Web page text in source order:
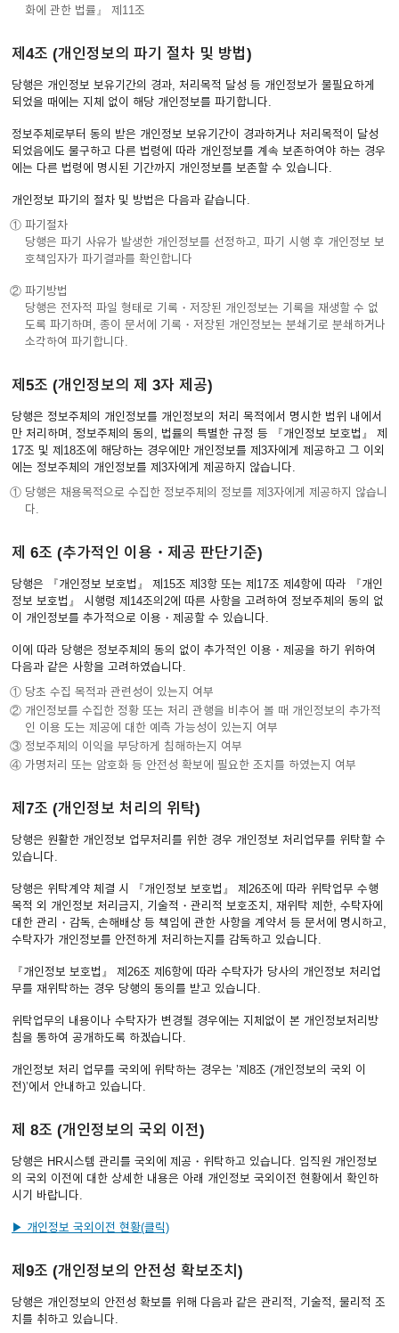
화에 관한 법률』 제11조
제4조 (개인정보의 파기 절차 및 방법)
당행은 개인정보 보유기간의 경과, 처리목적 달성 등 개인정보가 불필요하게
되었을 때에는 지체 없이 해당 개인정보를 파기합니다.
정보주체로부터 동의 받은 개인정보 보유기간이 경과하거나 처리목적이 달성
되었음에도 불구하고 다른 법령에 따라 개인정보를 계속 보존하여야 하는 경우
에는 다른 법령에 명시된 기간까지 개인정보를 보존할 수 있습니다.
개인정보 파기의 절차 및 방법은 다음과 같습니다.
① 파기절차
당행은 파기 사유가 발생한 개인정보를 선정하고, 파기 시행 후 개인정보 보
호책임자가 파기결과를 확인합니다
② 파기방법
당행은 전자적 파일 형태로 기록・저장된 개인정보는 기록을 재생할 수 없
도록 파기하며, 종이 문서에 기록・저장된 개인정보는 분쇄기로 분쇄하거나
소각하여 파기합니다.
제5조 (개인정보의 제 3자 제공)
당행은 정보주체의 개인정보를 개인정보의 처리 목적에서 명시한 범위 내에서
만 처리하며, 정보주체의 동의, 법률의 특별한 규정 등 『개인정보 보호법』 제
17조 및 제18조에 해당하는 경우에만 개인정보를 제3자에게 제공하고 그 이외
에는 정보주체의 개인정보를 제3자에게 제공하지 않습니다.
① 당행은 채용목적으로 수집한 정보주체의 정보를 제3자에게 제공하지 않습니
다.
제 6조 (추가적인 이용・제공 판단기준)
당행은 『개인정보 보호법』 제15조 제3항 또는 제17조 제4항에 따라 『개인
정보 보호법』 시행령 제14조의2에 따른 사항을 고려하여 정보주체의 동의 없
이 개인정보를 추가적으로 이용・제공할 수 있습니다.
이에 따라 당행은 정보주체의 동의 없이 추가적인 이용・제공을 하기 위하여
다음과 같은 사항을 고려하였습니다.
① 당초 수집 목적과 관련성이 있는지 여부
② 개인정보를 수집한 정황 또는 처리 관행을 비추어 볼 때 개인정보의 추가적
인 이용 도는 제공에 대한 예측 가능성이 있는지 여부
③ 정보주체의 이익을 부당하게 침해하는지 여부
④ 가명처리 또는 암호화 등 안전성 확보에 필요한 조치를 하였는지 여부
제7조 (개인정보 처리의 위탁)
당행은 원활한 개인정보 업무처리를 위한 경우 개인정보 처리업무를 위탁할 수
있습니다.
당행은 위탁계약 체결 시 『개인정보 보호법』 제26조에 따라 위탁업무 수행
목적 외 개인정보 처리금지, 기술적・관리적 보호조치, 재위탁 제한, 수탁자에
대한 관리・감독, 손해배상 등 책임에 관한 사항을 계약서 등 문서에 명시하고,
수탁자가 개인정보를 안전하게 처리하는지를 감독하고 있습니다.
『개인정보 보호법』 제26조 제6항에 따라 수탁자가 당사의 개인정보 처리업
무를 재위탁하는 경우 당행의 동의를 받고 있습니다.
위탁업무의 내용이나 수탁자가 변경될 경우에는 지체없이 본 개인정보처리방
침을 통하여 공개하도록 하겠습니다.
개인정보 처리 업무를 국외에 위탁하는 경우는 ’제8조 (개인정보의 국외 이
전)’에서 안내하고 있습니다.
제 8조 (개인정보의 국외 이전)
당행은 HR시스템 관리를 국외에 제공・위탁하고 있습니다. 임직원 개인정보
의 국외 이전에 대한 상세한 내용은 아래 개인정보 국외이전 현황에서 확인하
시기 바랍니다.
▶ 개인정보 국외이전 현황(클릭)
제9조 (개인정보의 안전성 확보조치)
당행은 개인정보의 안전성 확보를 위해 다음과 같은 관리적, 기술적, 물리적 조
치를 취하고 있습니다.